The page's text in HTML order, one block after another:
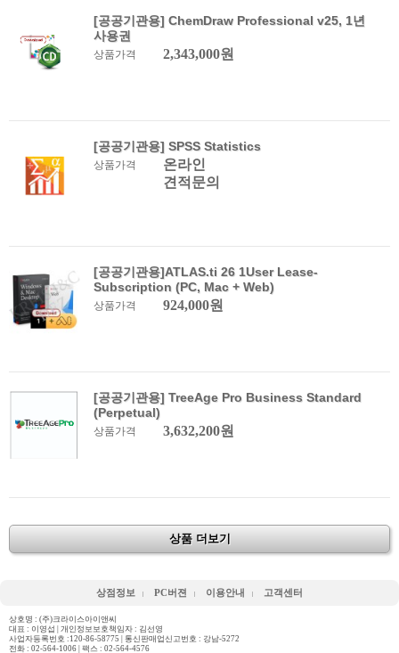
[공공기관용] ChemDraw Professional v25, 1년
사용권
상품가격 2,343,000원
[공공기관용] SPSS Statistics
상품가격
온라인
견적문의
[공공기관용]ATLAS.ti 26 1User Lease-
Subscription (PC, Mac + Web)
상품가격 924,000원
[공공기관용] TreeAge Pro Business Standard
(Perpetual)
상품가격 3,632,200원
상품 더보기
상점정보 PC버젼 이용안내 고객센터
상호명 : (주)크라이스아이앤씨
대표 : 이영섭 | 개인정보보호책임자 : 김선영
사업자등록번호 :120-86-58775 | 통신판매업신고번호 : 강남-5272
전화 : 02-564-1006 | 팩스 : 02-564-4576